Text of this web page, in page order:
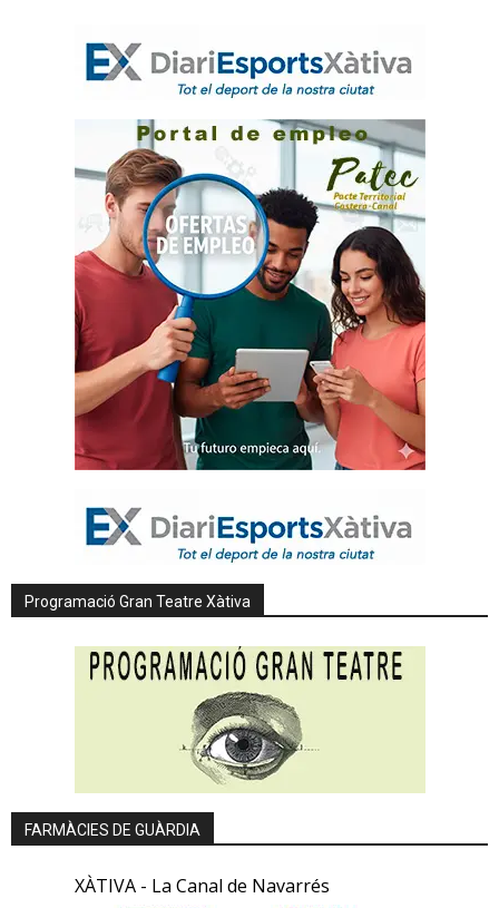
Programació Gran Teatre Xàtiva
FARMÀCIES DE GUÀRDIA
XÀTIVA - La Canal de Navarrés